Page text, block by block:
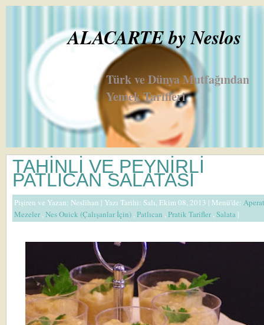
ALACARTE by Neslos
Türk ve Dünya Mutfağından
Yemek Tarifleri
TAHİNLİ VE PEYNİRLİ
PATLICAN SALATASI
Pişiren ve Yazan: Neslihan | Yazı Tarihi: Salı, Ekim 08, 2013 | Menü'de:
Mezeler,Nes Ouick (Çalışanlar İçin) ,Patlıcan ,Pratik Tarifler,Salata |